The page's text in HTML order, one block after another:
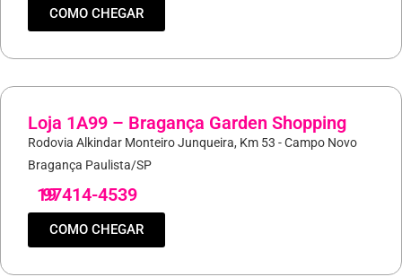
COMO CHEGAR
Loja 1A99 – Bragança Garden Shopping
Rodovia Alkindar Monteiro Junqueira, Km 53 - Campo Novo
Bragança Paulista/SP
19
97414-4539
COMO CHEGAR